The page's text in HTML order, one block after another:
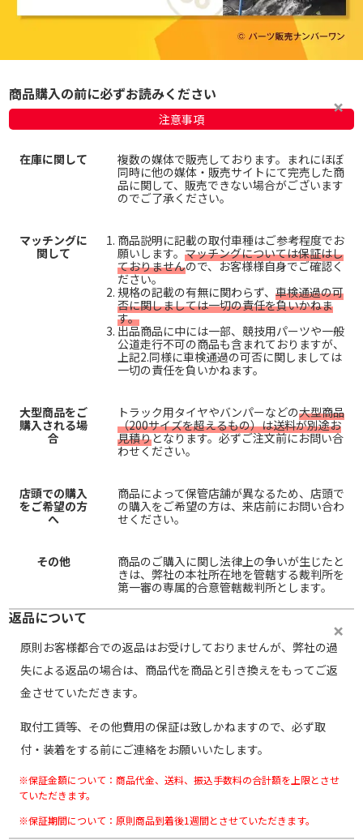
商品購入の前に必ずお読みください
注意事項
在庫に関して
複数の媒体で販売しております。まれにほぼ
同時に他の媒体・販売サイトにて完売した商
品に関して、販売できない場合がございます
のでご了承ください。
マッチングに
関して
商品説明に記載の取付車種はご参考程度でお
願いします。 マッチングについては保証はし
ておりませんので、お客様様自身でご確認く
ださい。
規格の記載の有無に関わらず、 車検通過の可
否に関しましては一切の責任を負いかねま
す。
出品商品に中には一部、競技用パーツや一般
公道走行不可の商品も含まれておりますが、
上記2.同様に車検通過の可否に関しましては
一切の責任を負いかねます。
大型商品をご
購入される場
合
トラック用タイヤやバンパーなどの大型商品
（200サイズを超えるもの）は送料が別途お
見積りとなります。必ずご注文前にお問い合
わせください。
店頭での購入
をご希望の方
へ
商品によって保管店舗が異なるため、店頭で
の購入をご希望の方は、来店前にお問い合わ
せください。
その他
商品のご購入に関し法律上の争いが生じたと
きは、弊社の本社所在地を管轄する裁判所を
第一審の専属的合意管轄裁判所とします。
返品について
原則お客様都合での返品はお受けしておりませんが、弊社の過
失による返品の場合は、商品代を商品と引き換えをもってご返
金させていただきます。
取付工賃等、その他費用の保証は致しかねますので、必ず取
付・装着をする前にご連絡をお願いいたします。
※保証金額について：商品代金、送料、振込手数料の合計額を上限とさせ
ていただきます。
※保証期間について：原則商品到着後1週間とさせていただきます。